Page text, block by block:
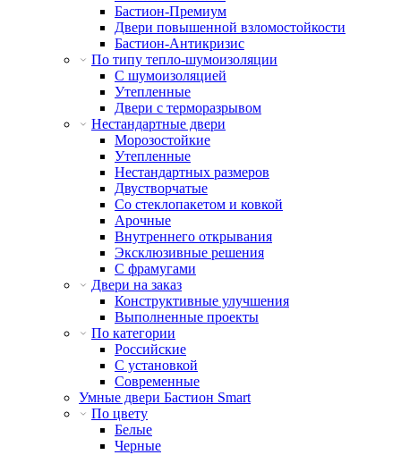
Бастион-Премиум
Двери повышенной взломостойкости
Бастион-Антикризис
По типу тепло-шумоизоляции
С шумоизоляцией
Утепленные
Двери с терморазрывом
Нестандартные двери
Морозостойкие
Утепленные
Нестандартных размеров
Двустворчатые
Со стеклопакетом и ковкой
Арочные
Внутреннего открывания
Эксклюзивные решения
С фрамугами
Двери на заказ
Конструктивные улучшения
Выполненные проекты
По категории
Российские
С установкой
Современные
Умные двери Бастион Smart
По цвету
Белые
Черные